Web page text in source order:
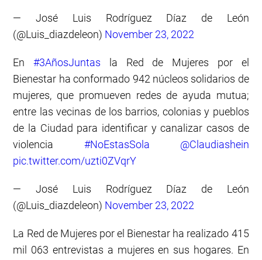
— José Luis Rodríguez Díaz de León
(@Luis_diazdeleon) November 23, 2022
En#3AñosJuntas la Red de Mujeres por el
Bienestar ha conformado 942 núcleos solidarios de
mujeres, que promueven redes de ayuda mutua;
entre las vecinas de los barrios, colonias y pueblos
de la Ciudad para identificar y canalizar casos de
violencia #NoEstasSola
@Claudiashein
pic.twitter.com/uzti0ZVqrY
— José Luis Rodríguez Díaz de León
(@Luis_diazdeleon) November 23, 2022
La Red de Mujeres por el Bienestar ha realizado 415
mil 063 entrevistas a mujeres en sus hogares. En